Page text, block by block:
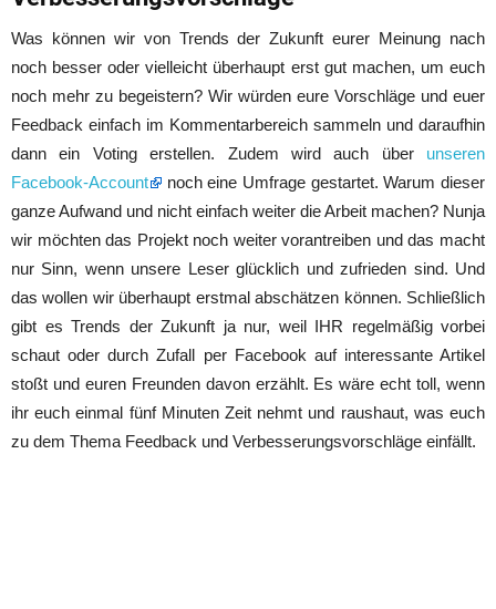
Was können wir von Trends der Zukunft eurer Meinung nach
noch besser oder vielleicht überhaupt erst gut machen, um euch
noch mehr zu begeistern? Wir würden eure Vorschläge und euer
Feedback einfach im Kommentarbereich sammeln und daraufhin
dann ein Voting erstellen. Zudem wird auch über unseren
Facebook-Account
noch eine Umfrage gestartet. Warum dieser
ganze Aufwand und nicht einfach weiter die Arbeit machen? Nunja
wir möchten das Projekt noch weiter vorantreiben und das macht
nur Sinn, wenn unsere Leser glücklich und zufrieden sind. Und
das wollen wir überhaupt erstmal abschätzen können. Schließlich
gibt es Trends der Zukunft ja nur, weil IHR regelmäßig vorbei
schaut oder durch Zufall per Facebook auf interessante Artikel
stoßt und euren Freunden davon erzählt. Es wäre echt toll, wenn
ihr euch einmal fünf Minuten Zeit nehmt und raushaut, was euch
zu dem Thema Feedback und Verbesserungsvorschläge einfällt.